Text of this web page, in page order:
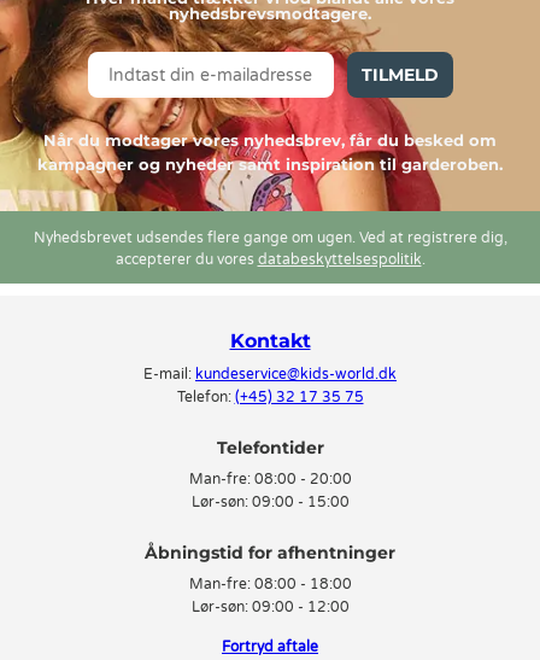
nyhedsbrevsmodtagere.
TILMELD
Når du modtager vores nyhedsbrev, får du besked om
kampagner og nyheder samt inspiration til garderoben.
Nyhedsbrevet udsendes flere gange om ugen. Ved at registrere dig,
accepterer du vores databeskyttelsespolitik.
Kontakt
E-mail: kundeservice@kids-world.dk
Telefon: (+45) 32 17 35 75
Telefontider
Man-fre: 08:00 - 20:00
Lør-søn: 09:00 - 15:00
Man-fre: 08:00 - 18:00
Lør-søn: 09:00 - 12:00
Fortryd aftale